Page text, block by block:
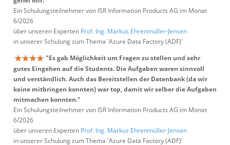
Ein Schulungsteilnehmer von ISR Information Products AG im Monat
6/2026
über unseren Experten Prof. Ing. Markus Ehrenmüller-Jensen
in unserer Schulung zum Thema 'Azure Data Factory (ADF)'
"Es gab Möglichkeit um Fragen zu stellen und sehr
gutes Eingehen auf die Students. Die Aufgaben waren sinnvoll
und verständlich. Auch das Bereitstellen der Datenbank (da wir
keine mitbringen konnten) war top, damit wir selber die Aufgaben
mitmachen konnten."
Ein Schulungsteilnehmer von ISR Information Products AG im Monat
6/2026
über unseren Experten Prof. Ing. Markus Ehrenmüller-Jensen
in unserer Schulung zum Thema 'Azure Data Factory (ADF)'